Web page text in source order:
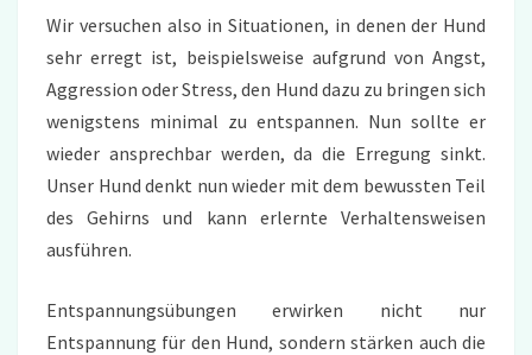
Wir versuchen also in Situationen, in denen der Hund
sehr erregt ist, beispielsweise aufgrund von Angst,
Aggression oder Stress, den Hund dazu zu bringen sich
wenigstens minimal zu entspannen. Nun sollte er
wieder ansprechbar werden, da die Erregung sinkt.
Unser Hund denkt nun wieder mit dem bewussten Teil
des Gehirns und kann erlernte Verhaltensweisen
ausführen.
Entspannungsübungen erwirken nicht nur
Entspannung für den Hund, sondern stärken auch die